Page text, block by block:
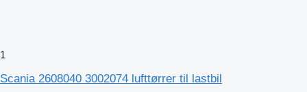
1
Scania 2608040 3002074 lufttørrer til lastbil